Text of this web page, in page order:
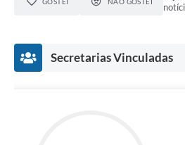
Secretarias Vinculadas